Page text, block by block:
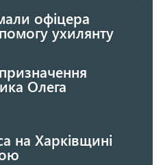
офіцера
ухилянту
Олега
на Харківщині